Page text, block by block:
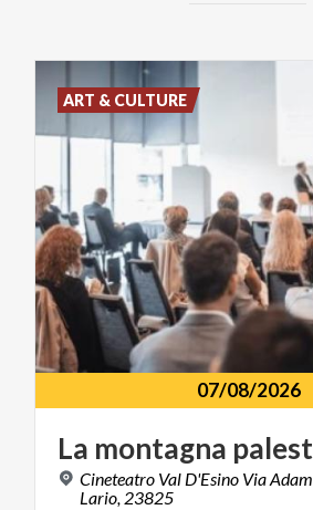
07/08/2026
La montagna
Cineteatro Val D'Esino Via
Lario, 23825
ART & CULTURE